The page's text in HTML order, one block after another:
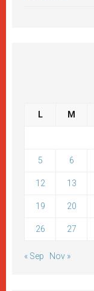
L M
5 6
12 13
19 20
26 27
« Sep Nov »